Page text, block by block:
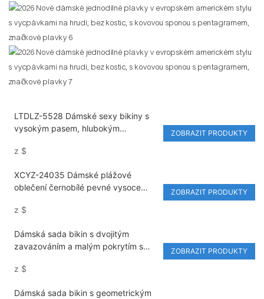
LTDLZ-5528 Dámské sexy bikiny s
vysokým pasem, hlubokým
nohavice – jednodílné modely
z $
ZOBRAZIT PRODUKTY
XCYZ-24035 Dámské plážové
oblečení černobílé pevné vysoce
z $
ZOBRAZIT PRODUKTY
Dámská sada bikin s dvojitým
zavazováním a malým pokrytím s
z $
ZOBRAZIT PRODUKTY
Dámská sada bikin s geometrickým